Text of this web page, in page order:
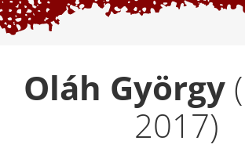
Oláh György
2017)